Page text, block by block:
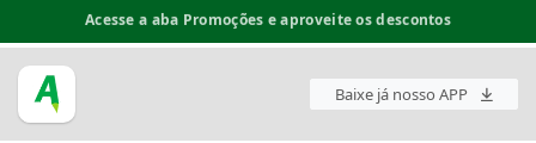
Espaço do Fornecedor disponível no acesso superior
Baixe já nosso APP